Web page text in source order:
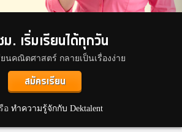
. เริ่มเรียนได้ทุกวัน
ยนคณิตศาสตร์ กลายเป็นเรื่องง่าย
สมัครเรียน
อ ทำความรู้จักกับ Dektalent